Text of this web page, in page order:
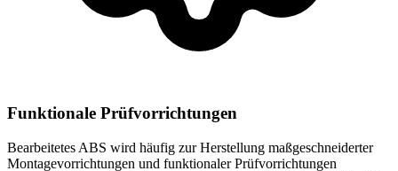
Funktionale Prüfvorrichtungen
Bearbeitetes ABS wird häufig zur Herstellung maßgeschneiderter
Montagevorrichtungen und funktionaler Prüfvorrichtungen